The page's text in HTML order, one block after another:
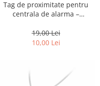
Tag de proximitate pentru
centrala de alarma –
19,00 Lei
10,00 Lei